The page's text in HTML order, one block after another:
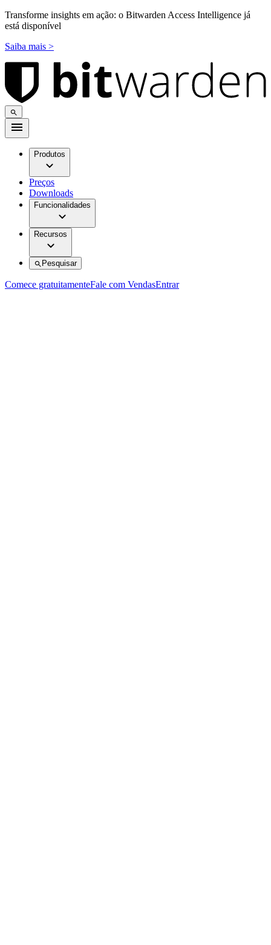
Transforme insights em ação: o Bitwarden Access Intelligence já
está disponível
Saiba mais >
Produtos
Preços
Downloads
Funcionalidades
Recursos
Pesquisar
Comece gratuitamenteFale com VendasEntrar